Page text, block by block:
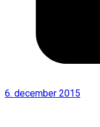
6. december 2015